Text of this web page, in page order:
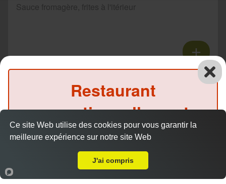
Sauce fromagère, frites à l'itérieur
Sauce fromagère, frites à l'itérieur
Accueil Panier Compte
Restaurant
exceptionnellement
fermé ce midi
(Précommande possible)
Ce site Web utilise des cookies pour vous garantir la
meilleure expérience sur notre site Web
J'ai compris